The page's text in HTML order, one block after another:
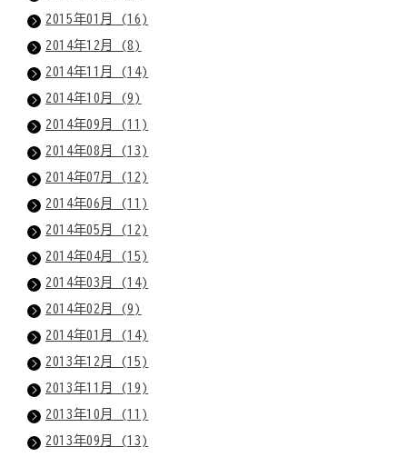
2015年01月 (16)
2014年12月 (8)
2014年11月 (14)
2014年10月 (9)
2014年09月 (11)
2014年08月 (13)
2014年07月 (12)
2014年06月 (11)
2014年05月 (12)
2014年04月 (15)
2014年03月 (14)
2014年02月 (9)
2014年01月 (14)
2013年12月 (15)
2013年11月 (19)
2013年10月 (11)
2013年09月 (13)